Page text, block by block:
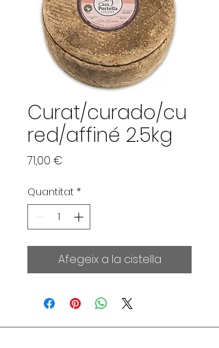
Curat/curado/cu
red/affiné 2.5kg
71,00 €
Quantitat *
Afegeix a la cistella